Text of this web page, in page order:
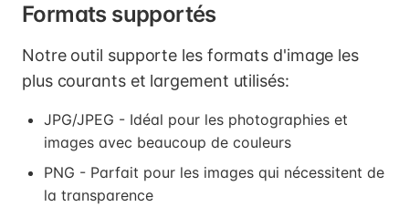
Formats supportés
Notre outil supporte les formats d'image les
plus courants et largement utilisés:
JPG/JPEG - Idéal pour les photographies et
images avec beaucoup de couleurs
PNG - Parfait pour les images qui nécessitent de
la transparence